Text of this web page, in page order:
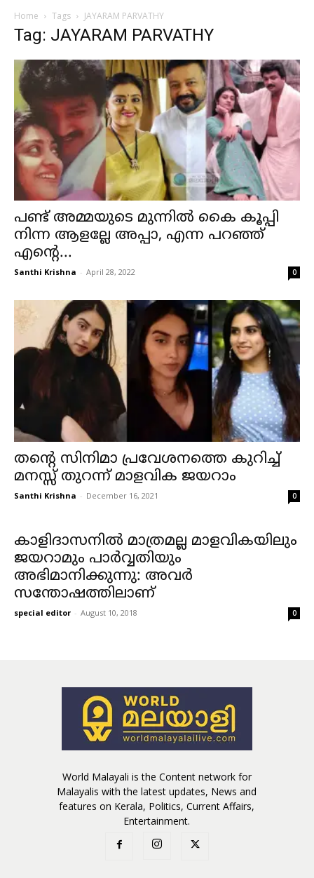
Home Tags JAYARAM PARVATHY
Tag: JAYARAM PARVATHY
പണ്ട് അമ്മയുടെ മുന്നിൽ കൈ കൂപ്പി
നിന്ന ആളല്ലേ അപ്പാ, എന്ന പറഞ്ഞ്
എന്റെ...
Santhi Krishna - April 28, 2022 0
തന്റെ സിനിമാ പ്രവേശനത്തെ കുറിച്ച്
മനസ്സ് തുറന്ന് മാളവിക ജയറാം
Santhi Krishna - December 16, 2021 0
കാളിദാസനില്‍ മാത്രമല്ല മാളവികയിലും
ജയറാമും പാര്‍വ്വതിയും
അഭിമാനിക്കുന്നു: അവര്‍
സന്തോഷത്തിലാണ്
special editor - August 10, 2018 0
World Malayali is the Content network for
Malayalis with the latest updates, News and
features on Kerala, Politics, Current Affairs,
Entertainment.